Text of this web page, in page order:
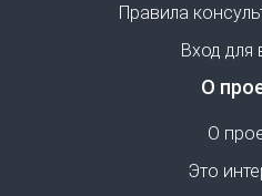
Правила
Вход для
О
О
Это